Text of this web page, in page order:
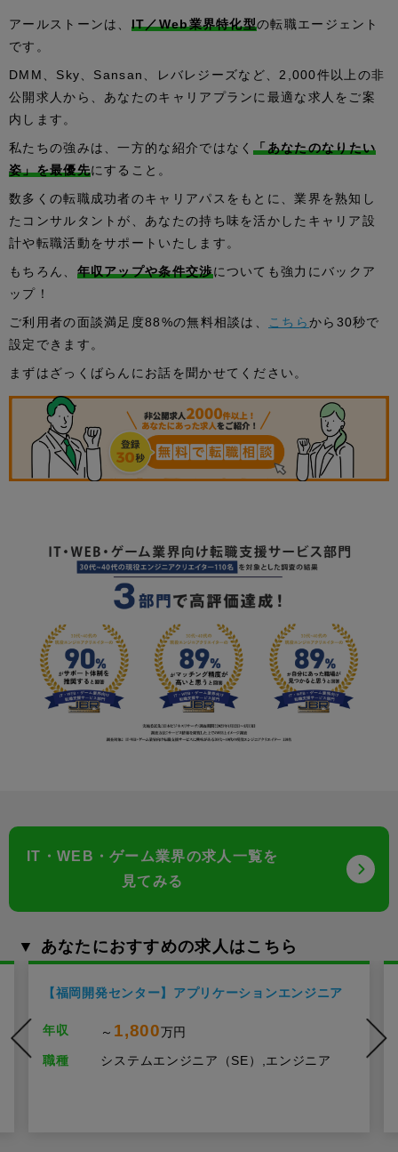
アールストーンは、 IT／Web業界特化型の転職エージェント
です。
DMM、Sky、Sansan、レバレジーズなど、2,000件以上の非
公開求人から、あなたのキャリアプランに最適な求人をご案
内します。
私たちの強みは、一方的な紹介ではなく「あなたのなりたい
姿」を最優先にすること。
数多くの転職成功者のキャリアパスをもとに、業界を熟知し
たコンサルタントが、あなたの持ち味を活かしたキャリア設
計や転職活動をサポートいたします。
もちろん、 年収アップや条件交渉についても強力にバックア
ップ！
ご利用者の面談満足度88%の無料相談は、
こちらから30秒で
設定できます。
まずはざっくばらんにお話を聞かせてください。
IT・WEB・ゲーム業界の求人一覧を
見てみる
▼ あなたにおすすめの求人はこちら
【福岡開発センター】アプリケーションエンジニア
年収 ～ 1,800万円
職種
システムエンジニア（SE）,エンジニア